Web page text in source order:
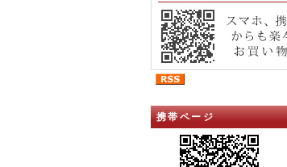
携帯ページ